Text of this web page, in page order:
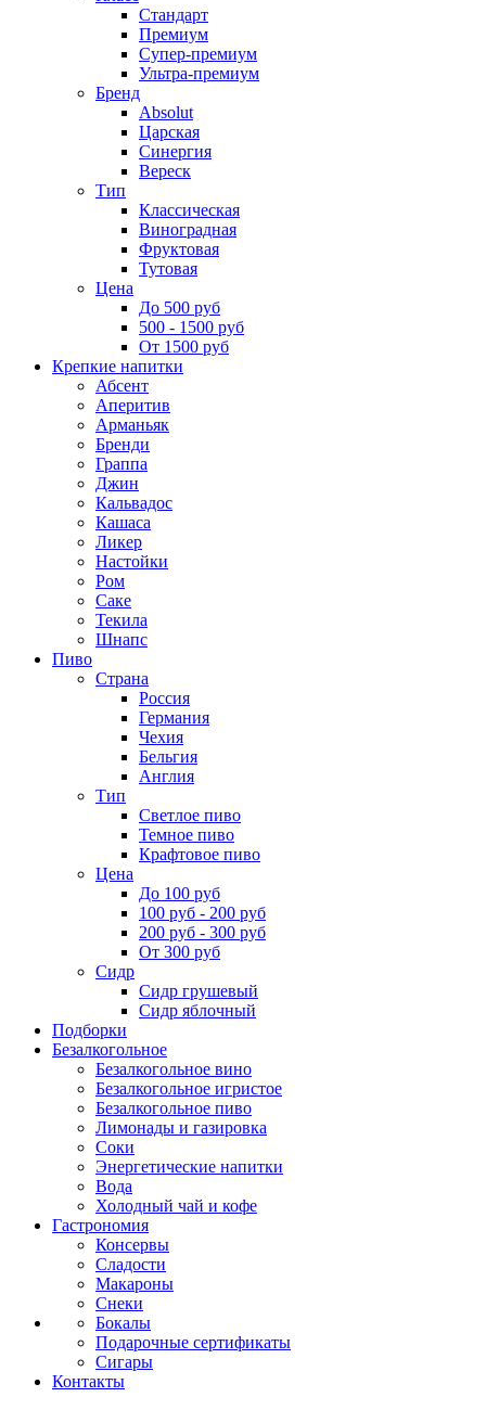
Стандарт
Премиум
Супер-премиум
Ультра-премиум
Бренд
Absolut
Царская
Синергия
Вереск
Тип
Классическая
Виноградная
Фруктовая
Тутовая
Цена
До 500 руб
500 - 1500 руб
От 1500 руб
Крепкие напитки
Абсент
Аперитив
Арманьяк
Бренди
Граппа
Джин
Кальвадос
Кашаса
Ликер
Настойки
Ром
Саке
Текила
Шнапс
Пиво
Страна
Россия
Германия
Чехия
Бельгия
Англия
Тип
Светлое пиво
Темное пиво
Крафтовое пиво
Цена
До 100 руб
100 руб - 200 руб
200 руб - 300 руб
От 300 руб
Сидр
Сидр грушевый
Сидр яблочный
Подборки
Безалкогольное
Безалкогольное вино
Безалкогольное игристое
Безалкогольное пиво
Лимонады и газировка
Соки
Энергетические напитки
Вода
Холодный чай и кофе
Гастрономия
Консервы
Сладости
Макароны
Снеки
Бокалы
Подарочные сертификаты
Сигары
Контакты